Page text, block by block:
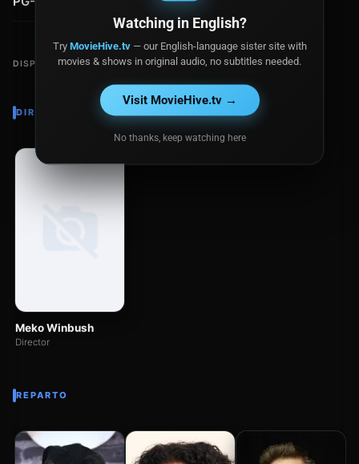
DISPONIBLE EN
DIRECTOR
Meko Winbush
Director
REPARTO
Watching in English?
Try MovieHive.tv— our English-language sister site with
movies & shows in original audio, no subtitles needed.
Visit MovieHive.tv →
No thanks, keep watching here